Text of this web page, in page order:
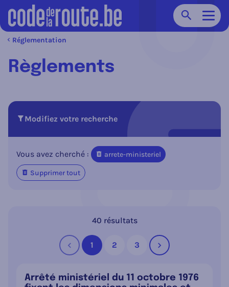
Chercher
Réglementation
Règlements
Modifiez votre recherche
Vous avez cherché : arrete-ministeriel
Supprimer tout
40 résultats
Précédent
1 2 3 Suivant
Arrêté ministériel du 11 octobre 1976